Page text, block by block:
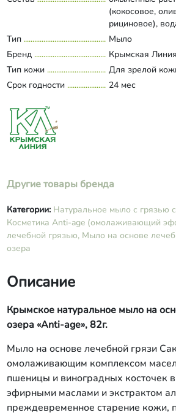
(кокосовое,
рициновое),
грязь Сакского
виноградных
зародышей
чайного дерева
ванили, алоэ,
Развернуть
Тип
Мыло
Бренд
Крымская Линия
Тип кожи
Для зрелой
Срок годности
24 мес
Другие товары бренда
Категории: Натуральное мыло с грязью
Косметика Anti-age (омолаживающий
лечебной грязью, Мыло на основе
озера
Описание
Крымское натуральное мыло на
озера «Anti-age», 82г.
Мыло на основе лечебной грязи
омолаживающим комплексом
пшеницы и виноградных косточек в
эфирными маслами и экстрактом
преждевременное старение кожи,